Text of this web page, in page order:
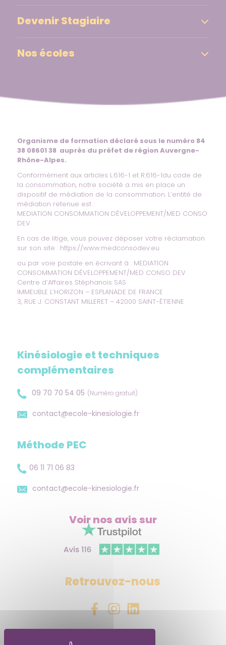
Devenir Stagiaire
Nos écoles
Organisme de formation déclaré sous le numéro 84
38 08601 38 auprès du préfet de région Auvergne-
Rhône-Alpes.
Conformément aux articles L.616-1 et R.616-1du code de
la consommation, notre société a mis en place un
dispositif de médiation de la consommation. L’entité de
médiation retenue est :
MEDIATION CONSOMMATION DÉVELOPPEMENT/MED CONSO
DEV
En cas de litige, vous pouvez déposer votre réclamation
sur son site : https://www.medconsodev.eu
ou par voie postale en écrivant à : MEDIATION
CONSOMMATION DÉVELOPPEMENT/MED CONSO DEV
Centre d’Affaires Stéphanois SAS
IMMEUBLE L’HORIZON – ESPLANADE DE FRANCE
3, RUE J. CONSTANT MILLERET – 42000 SAINT-ÉTIENNE
Kinésiologie et techniques
complémentaires
09 70 70 54 05 (Numéro gratuit)
contact@ecole-kinesiologie.fr
Méthode PEC
06 11 71 06 83
contact@ecole-kinesiologie.fr
Voir nos avissur
Retrouvez-nous